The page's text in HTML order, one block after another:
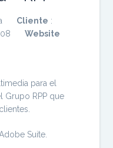
Cliente :
Website
para el
Grupo RPP que
Suite.